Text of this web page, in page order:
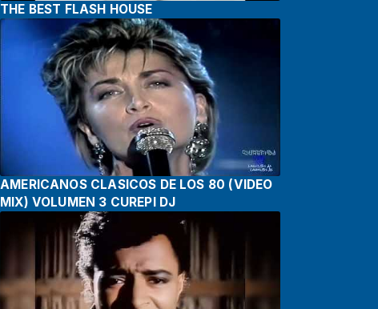
THE BEST FLASH HOUSE
AMERICANOS CLASICOS DE LOS 80 (VIDEO
MIX) VOLUMEN 3 CUREPI DJ